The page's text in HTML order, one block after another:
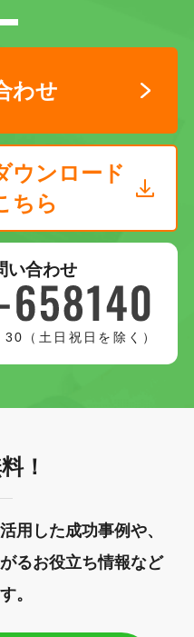
わせ
ウンロード
ちら
い合わせ
（土日祝日を除く）
！
用した成功事例や、
るお役立ち情報など
。